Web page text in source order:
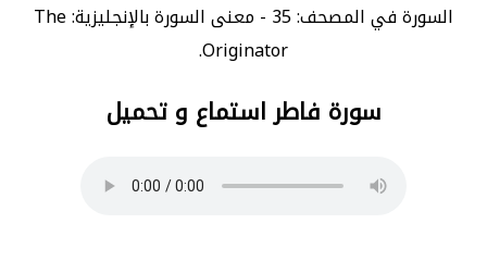
السورة في المصحف: 35 - معنى السورة بالإنجليزية: The
Originator.
سورة فاطر استماع و تحميل